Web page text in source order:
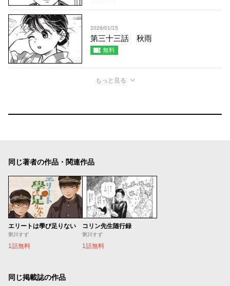
2026/01/15
第三十三話 秋雨
無料
もっと見る
同じ著者の作品・関連作品
エリートは學び足りない
粥川すず
1話無料
コリン先生随行録
粥川すず
1話無料
同じ掲載誌の作品